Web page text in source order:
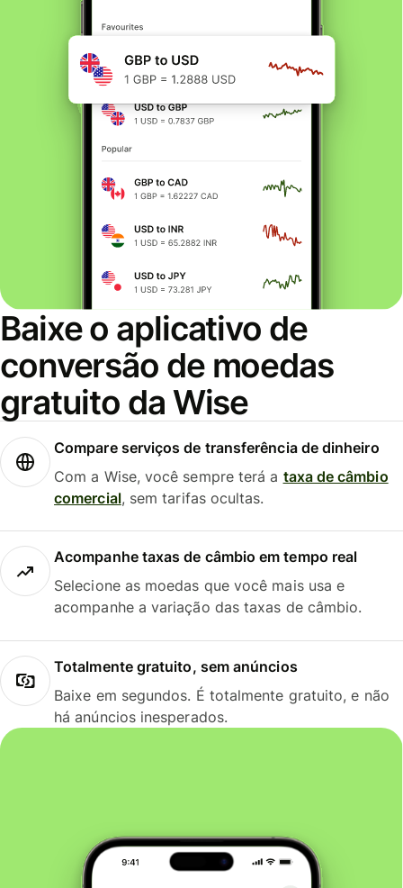
Baixe o aplicativo de
conversão de moedas
gratuito da Wise
Compare serviços de transferência de dinheiro
Com a Wise, você sempre terá a taxa de câmbio
comercial, sem tarifas ocultas.
Acompanhe taxas de câmbio em tempo real
Selecione as moedas que você mais usa e
acompanhe a variação das taxas de câmbio.
Totalmente gratuito, sem anúncios
Baixe em segundos. É totalmente gratuito, e não
há anúncios inesperados.